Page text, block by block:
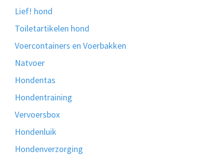
Lief! hond
Toiletartikelen hond
Voercontainers en Voerbakken
Natvoer
Hondentas
Hondentraining
Vervoersbox
Hondenluik
Hondenverzorging